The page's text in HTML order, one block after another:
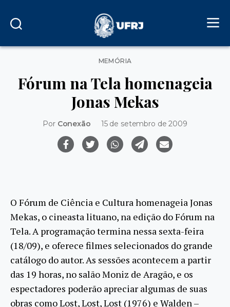
Categorias
MEMÓRIA
Fórum na Tela homenageia
Jonas Mekas
Por Conexão 15 de setembro de 2009
O Fórum de Ciência e Cultura homenageia Jonas
Mekas, o cineasta lituano, na edição do Fórum na
Tela. A programação termina nessa sexta-feira
(18/09), e oferece filmes selecionados do grande
catálogo do autor. As sessões acontecem a partir
das 19 horas, no salão Moniz de Aragão, e os
espectadores poderão apreciar algumas de suas
obras como Lost, Lost, Lost (1976) e Walden –